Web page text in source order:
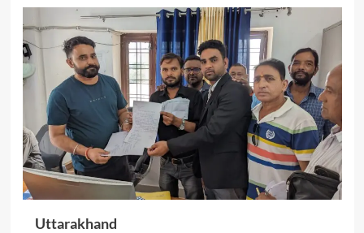
Uttarakhand